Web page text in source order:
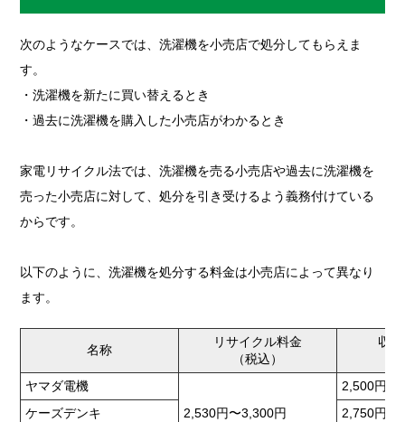
次のようなケースでは、洗濯機を小売店で処分してもらえま
す。
・洗濯機を新たに買い替えるとき
・過去に洗濯機を購入した小売店がわかるとき
家電リサイクル法では、洗濯機を売る小売店や過去に洗濯機を
売った小売店に対して、処分を引き受けるよう義務付けている
からです。
以下のように、洗濯機を処分する料金は小売店によって異なり
ます。
名称
リサイクル料金
（税込）
収
ヤマダ電機
2,530円〜3,300円
2,500円
ケーズデンキ
2,750円